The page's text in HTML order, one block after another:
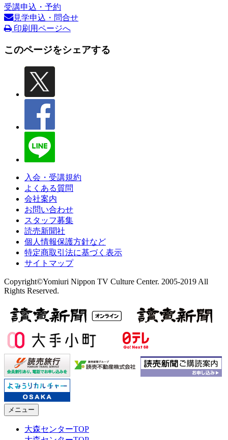
受講申込・予約
見学申込・問合せ
印刷用ページへ
このページをシェアする
入会・受講規約
よくある質問
会社案内
お問い合わせ
スタッフ募集
読売新聞社
個人情報保護方針など
特定商取引法に基づく表示
サイトマップ
Copyright©Yomiuri Nippon TV Culture Center. 2005-2019 All
Rights Reserved.
メニュー
大森センターTOP